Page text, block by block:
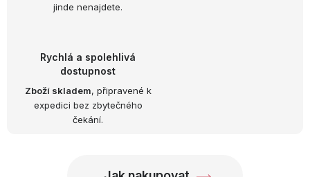
jinde nenajdete.
Rychlá a spolehlivá
dostupnost
Zboží skladem, připravené k
expedici bez zbytečného
čekání.